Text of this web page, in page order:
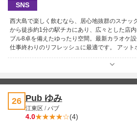
SNS
西大島で楽しく飲むなら、居心地抜群のスナッ
から徒歩約1分の駅チカにあり、広々とした店
ブル8卓を備えたゆったり空間。最新カラオケ
仕事終わりのリフレッシュに最適です。 アットホームな雰囲気が自慢で、
ブルママと、可憐なワンピース姿の美人キャス
しめます。日々の疲れを忘れ、気軽にくつろぎ
お越しください！
26 Pub ゆみ
江東区 / パブ
4.0 (4)